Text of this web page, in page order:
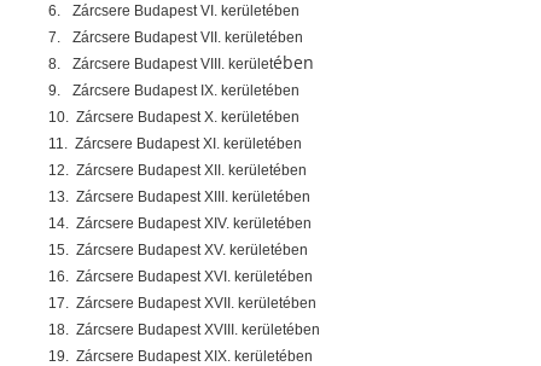
6.
Zárcsere Budapest VI. kerületében
7.
Zárcsere Budapest VII. kerületében
8.
Zárcsere Budapest VIII. kerületében
9.
Zárcsere Budapest IX. kerületében
10. Zárcsere Budapest X. kerületében
11. Zárcsere Budapest XI. kerületében
12. Zárcsere Budapest XII. kerületében
13. Zárcsere Budapest XIII. kerületében
14. Zárcsere Budapest XIV. kerületében
15. Zárcsere Budapest XV. kerületében
16. Zárcsere Budapest XVI. kerületében
17. Zárcsere Budapest XVII. kerületében
18. Zárcsere Budapest XVIII. kerületében
19. Zárcsere Budapest XIX. kerületében